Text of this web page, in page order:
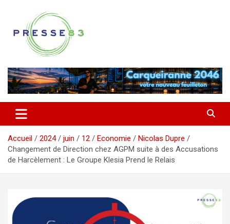
contenu
Presse 83
Accueil 2024 juin 12 Economie
Nicolas Dupre
Changement de Direction chez AGPM suite à des Accusations
de Harcèlement : Le Groupe Klesia Prend le Relais